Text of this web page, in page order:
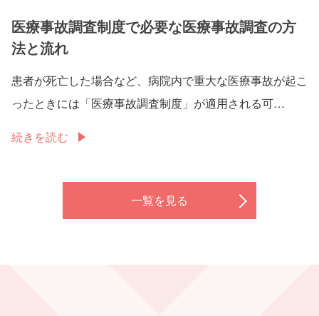
医療事故調査制度で必要な医療事故調査の方
法と流れ
患者が死亡した場合など、病院内で重大な医療事故が起こ
ったときには「医療事故調査制度」が適用される可…
続きを読む
一覧を見る